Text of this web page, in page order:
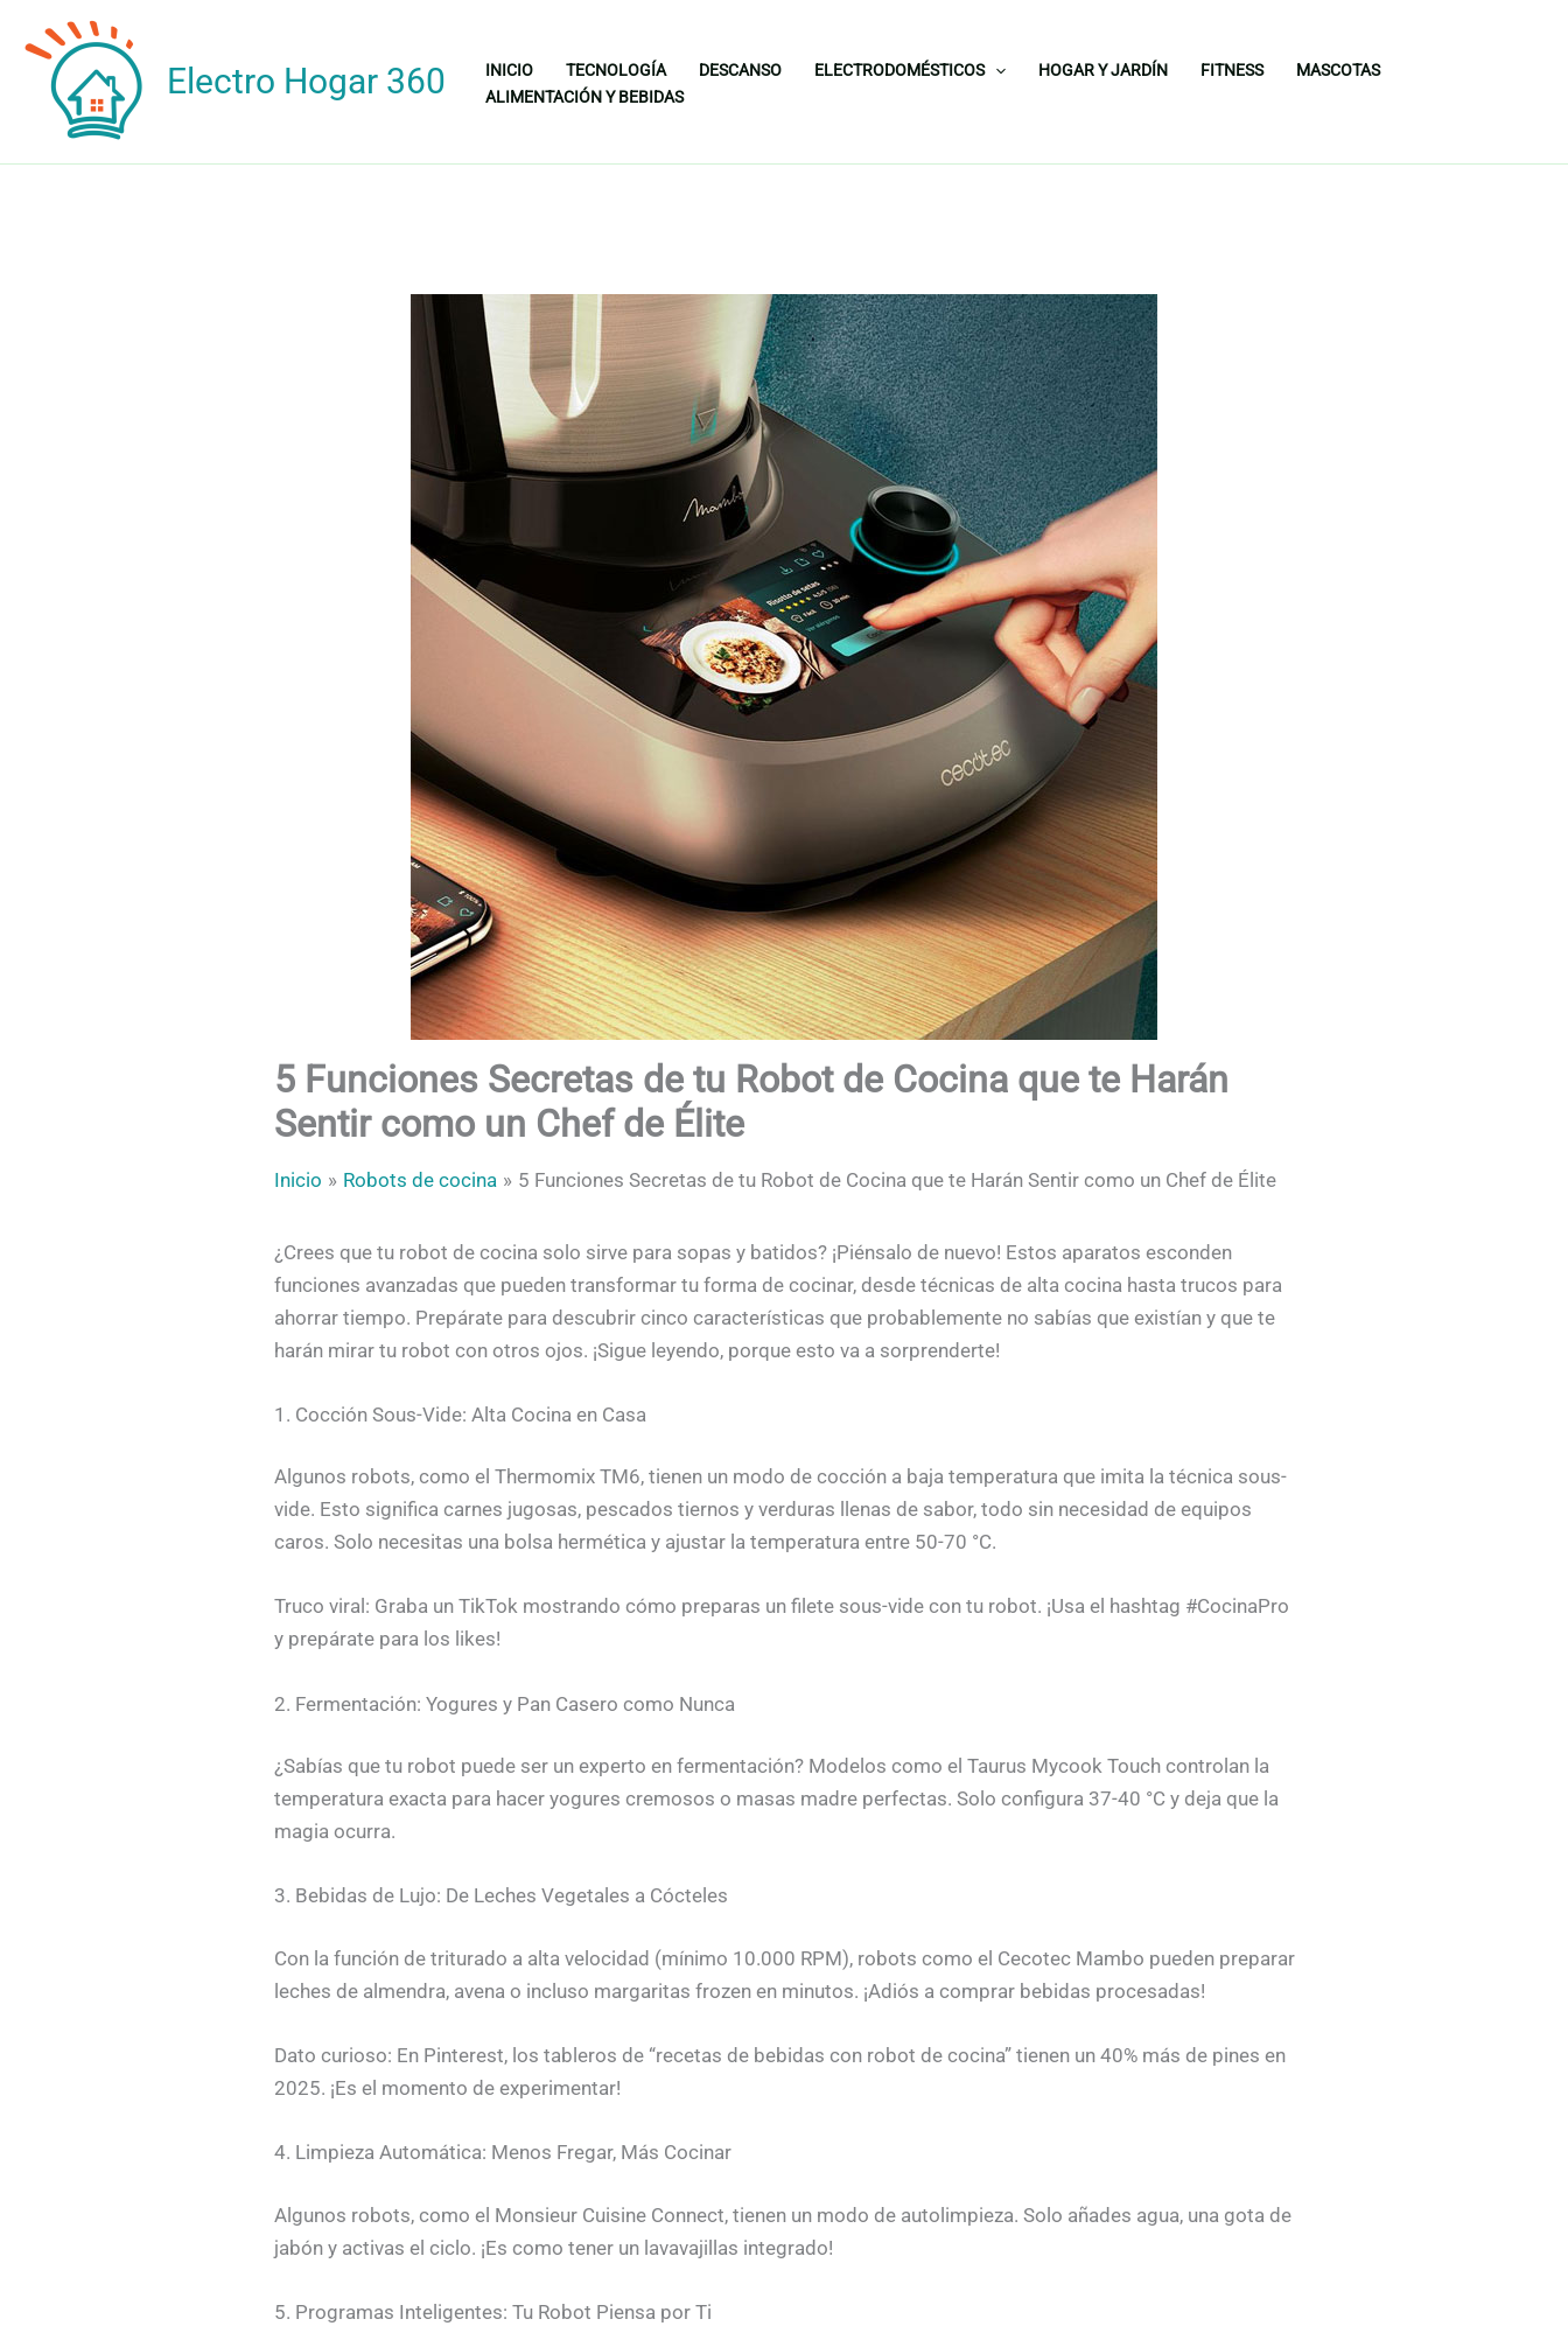
contenido
Electro Hogar 360 INICIO TECNOLOGÍA DESCANSO ELECTRODOMÉSTICOS HOGAR Y JARDÍN FITNESS
MASCOTAS
ALIMENTACIÓN Y BEBIDAS
5 Funciones Secretas de tu Robot de Cocina que te Harán
Sentir como un Chef de Élite
Inicio Robots de cocina 5 Funciones Secretas de tu Robot de Cocina que te Harán Sentir como un Chef de Élite
¿Crees que tu robot de cocina solo sirve para sopas y batidos? ¡Piénsalo de nuevo! Estos aparatos esconden
funciones avanzadas que pueden transformar tu forma de cocinar, desde técnicas de alta cocina hasta trucos para
ahorrar tiempo. Prepárate para descubrir cinco características que probablemente no sabías que existían y que te
harán mirar tu robot con otros ojos. ¡Sigue leyendo, porque esto va a sorprenderte!
1. Cocción Sous-Vide: Alta Cocina en Casa
Algunos robots, como el Thermomix TM6, tienen un modo de cocción a baja temperatura que imita la técnica sous-
vide. Esto significa carnes jugosas, pescados tiernos y verduras llenas de sabor, todo sin necesidad de equipos
caros. Solo necesitas una bolsa hermética y ajustar la temperatura entre 50-70 °C.
Truco viral: Graba un TikTok mostrando cómo preparas un filete sous-vide con tu robot. ¡Usa el hashtag #CocinaPro
y prepárate para los likes!
2. Fermentación: Yogures y Pan Casero como Nunca
¿Sabías que tu robot puede ser un experto en fermentación? Modelos como el Taurus Mycook Touch controlan la
temperatura exacta para hacer yogures cremosos o masas madre perfectas. Solo configura 37-40 °C y deja que la
magia ocurra.
3. Bebidas de Lujo: De Leches Vegetales a Cócteles
Con la función de triturado a alta velocidad (mínimo 10.000 RPM), robots como el Cecotec Mambo pueden preparar
leches de almendra, avena o incluso margaritas frozen en minutos. ¡Adiós a comprar bebidas procesadas!
Dato curioso: En Pinterest, los tableros de “recetas de bebidas con robot de cocina” tienen un 40% más de pines en
2025. ¡Es el momento de experimentar!
4. Limpieza Automática: Menos Fregar, Más Cocinar
Algunos robots, como el Monsieur Cuisine Connect, tienen un modo de autolimpieza. Solo añades agua, una gota de
jabón y activas el ciclo. ¡Es como tener un lavavajillas integrado!
5. Programas Inteligentes: Tu Robot Piensa por Ti